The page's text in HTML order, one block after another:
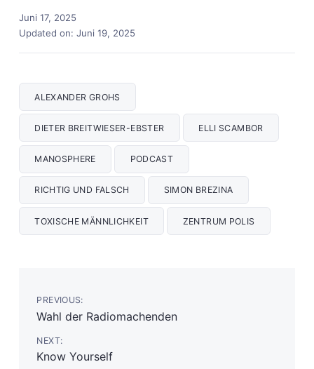
Juni 17, 2025
Updated on: Juni 19, 2025
ALEXANDER GROHS
DIETER BREITWIESER-EBSTER ELLI SCAMBOR
MANOSPHERE PODCAST
RICHTIG UND FALSCH SIMON BREZINA
TOXISCHE MÄNNLICHKEIT ZENTRUM POLIS
PREVIOUS:
Wahl der Radiomachenden
NEXT:
Know Yourself